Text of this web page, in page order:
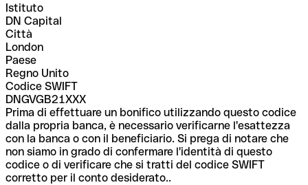
Istituto
DN Capital
Città
London
Paese
Regno Unito
Codice SWIFT
DNGVGB21XXX
Prima di effettuare un bonifico utilizzando questo codice
dalla propria banca, è necessario verificarne l'esattezza
con la banca o con il beneficiario. Si prega di notare che
non siamo in grado di confermare l'identità di questo
codice o di verificare che si tratti del codice SWIFT
corretto per il conto desiderato..